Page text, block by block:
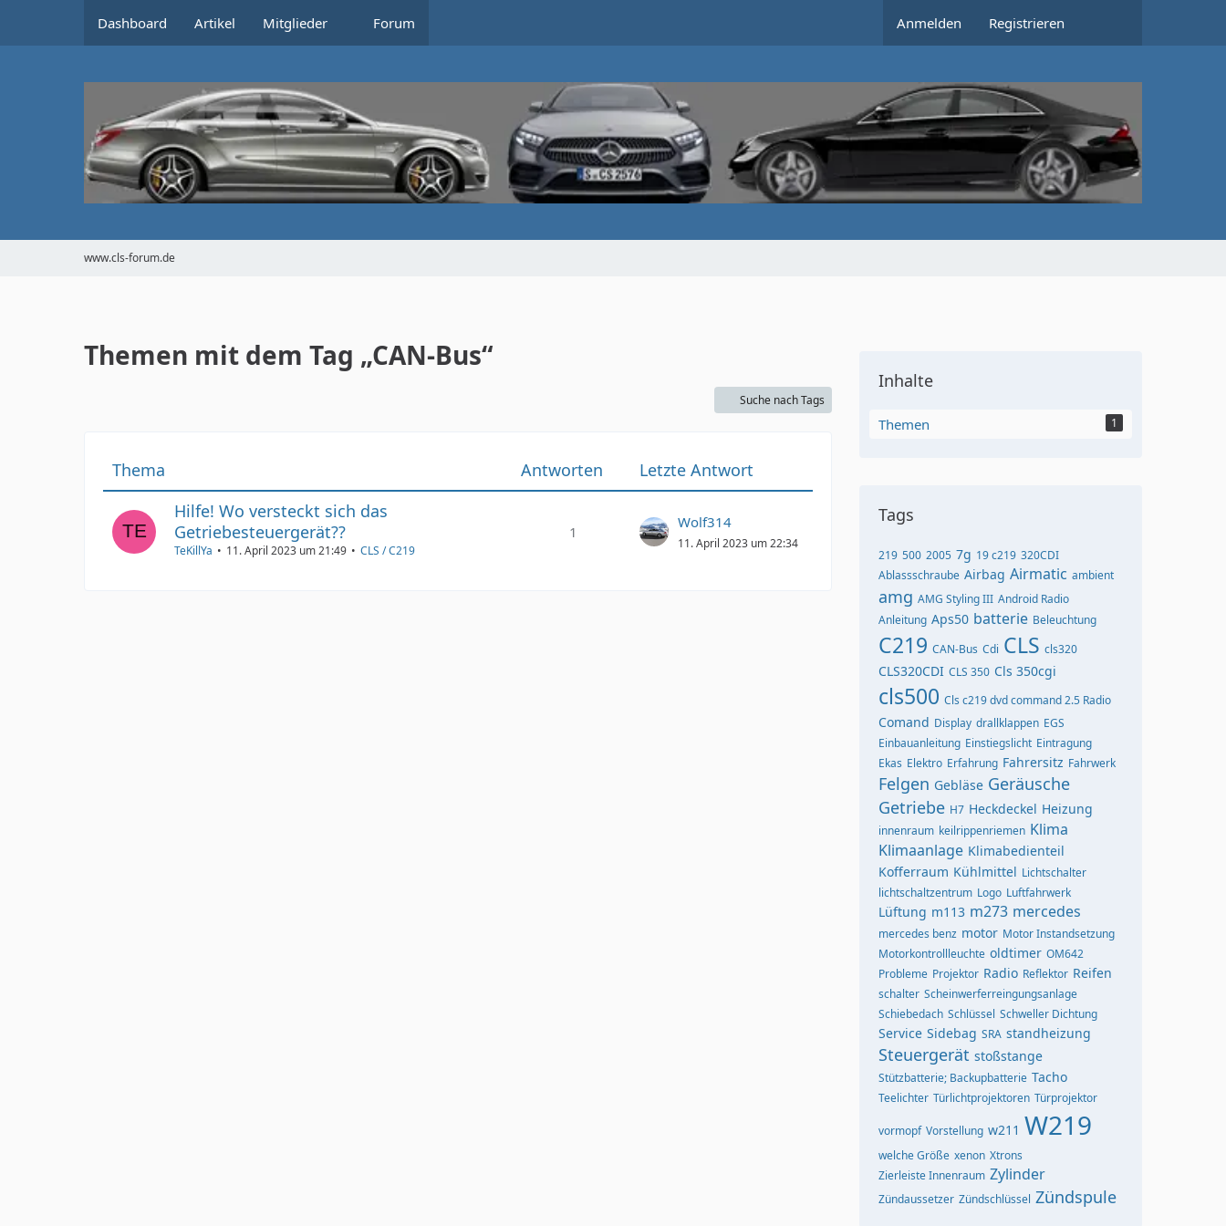
Dashboard Artikel Mitglieder Forum Anmelden Registrieren
www.cls-forum.de
Themen mit dem Tag „CAN-Bus“
Suche nach Tags
Thema Antworten
Letzte Antwort
Hilfe! Wo versteckt sich das
Getriebesteuergerät??
TeKillYa 11. April 2023 um 21:49 CLS / C219
1
Wolf314
11. April 2023 um 22:34
Inhalte
Themen 1
Tags
219 500 2005 7g 19 c219 320CDI
Ablassschraube Airbag Airmatic ambient
amg AMG Styling III Android Radio
Anleitung Aps50 batterie Beleuchtung
C219 CAN-Bus Cdi CLS cls320
CLS320CDI CLS 350 Cls 350cgi
cls500 Cls c219 dvd command 2.5 Radio
Comand Display drallklappen EGS
Einbauanleitung Einstiegslicht Eintragung
Ekas Elektro Erfahrung Fahrersitz Fahrwerk
Felgen Gebläse Geräusche
Getriebe H7 Heckdeckel Heizung
innenraum keilrippenriemen Klima
Klimaanlage Klimabedienteil
Kofferraum Kühlmittel Lichtschalter
lichtschaltzentrum Logo Luftfahrwerk
Lüftung m113 m273 mercedes
mercedes benz motor Motor Instandsetzung
Motorkontrollleuchte oldtimer OM642
Probleme Projektor Radio Reflektor Reifen
schalter Scheinwerferreingungsanlage
Schiebedach Schlüssel Schweller Dichtung
Service Sidebag SRA standheizung
Steuergerät stoßstange
Stützbatterie; Backupbatterie Tacho
Teelichter Türlichtprojektoren Türprojektor
vormopf Vorstellung w211 W219
welche Größe xenon Xtrons
Zierleiste Innenraum Zylinder
Zündaussetzer Zündschlüssel Zündspule